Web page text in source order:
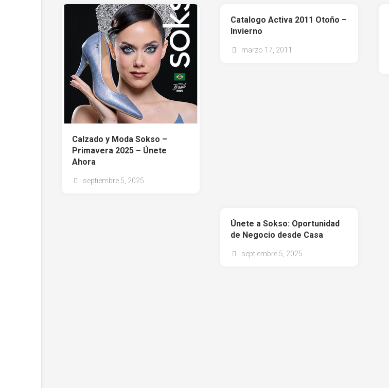
Calzado y Moda Sokso –
Primavera 2025 – Únete
Ahora
septiembre 5, 2025
Catalogo Activa 2011 Otoño –
Invierno
marzo 17, 2011
Únete a Sokso: Oportunidad
de Negocio desde Casa
septiembre 5, 2025